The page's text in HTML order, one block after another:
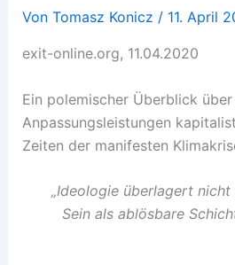
Von Tomasz Konicz / 11. April
exit-online.org, 11.04.2020
Ein polemischer Überblick
Anpassungsleistungen
Zeiten der manifesten
„Ideologie überlagert
Sein als ablösbare